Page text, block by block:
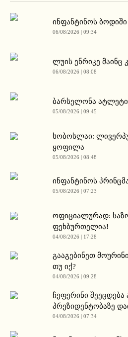
ინფანტინოს
06/08/2026 | 09:34
ლუის ენრიკე
06/08/2026 | 08:08
ბარსელონა
05/08/2026 | 09:45
სობოსლაი:
ყოფილა
05/08/2026 | 08:48
ინფანტინოს
05/08/2026 | 07:23
ოფიციალურად:
ფეხბურთელია!
04/08/2026 | 17:28
გააგებინეთ
თუ იქ?
04/08/2026 | 09:28
ჩეფერინი
პრეზიდენტობაზე
04/08/2026 | 07:34